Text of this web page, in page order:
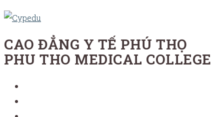
CAO ĐẲNG Y TẾ PHÚ THỌ
PHU THO MEDICAL COLLEGE